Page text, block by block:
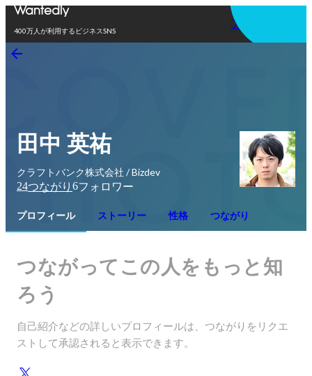
400万人が利用するビジネスSNS
アプリを使う
田中 英祐
クラフトバンク株式会社 / Bizdev
24つながり 6フォロワー
プロフィール ストーリー 性格 つながり
つながってこの人をもっと知
ろう
自己紹介などの詳しいプロフィールは、つながりをリクエ
ストして承認されると表示できます。